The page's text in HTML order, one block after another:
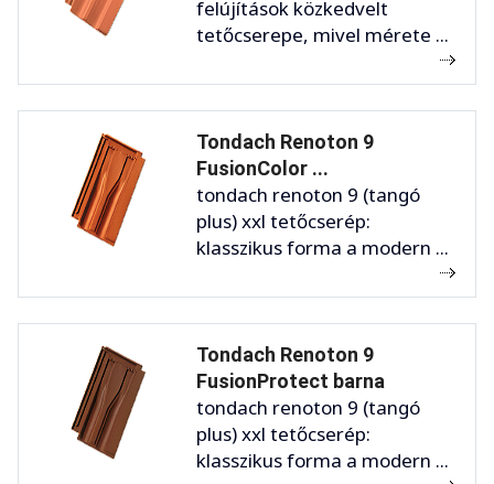
felújítások közkedvelt
tetőcserepe, mivel mérete ...
Tondach Renoton 9
FusionColor ...
tondach renoton 9 (tangó
plus) xxl tetőcserép:
klasszikus forma a modern ...
Tondach Renoton 9
FusionProtect barna
tondach renoton 9 (tangó
plus) xxl tetőcserép:
klasszikus forma a modern ...